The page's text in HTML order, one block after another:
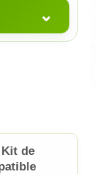
⌄
Kit de